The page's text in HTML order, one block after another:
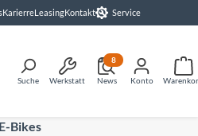
KarierreLeasingKontakt Service
Suche Werkstatt News
8
Konto
E-Bikes